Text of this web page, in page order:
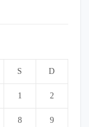
S D
1 2
8 9